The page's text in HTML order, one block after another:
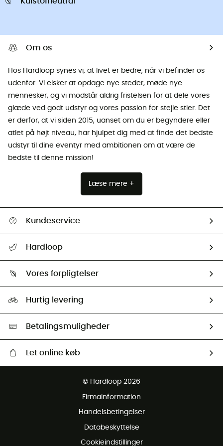
Om os
Hos Hardloop synes vi, at livet er bedre, når vi befinder os
udenfor. Vi elsker at opdage nye steder, møde nye
mennesker, og vi modstår aldrig fristelsen for at dele vores
glæde ved godt udstyr og vores passion for stejle stier. Det
er derfor, at vi siden 2015, uanset om du er begyndere eller
atlet på højt niveau, har hjulpet dig med at finde det bedste
udstyr til dine eventyr med ambitionen om at være de
bedste til denne mission!
Læse mere +
Kundeservice
Returnering & Tilbagebetaling
Hardloop
Our ambassadors
Vores forpligtelser
HardGreen Udvalg
Hurtig levering
Betalingsmuligheder
Let online køb
© Hardloop 2026
Firmainformation
Handelsbetingelser
Databeskyttelse
Cookieindstillinger